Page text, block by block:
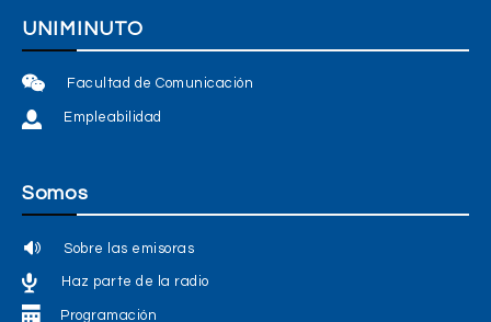
UNIMINUTO
Facultad de Comunicación
Empleabilidad
Somos
Sobre las emisoras
Haz parte de la radio
Programación